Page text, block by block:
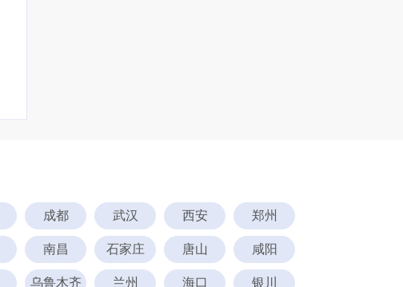
成都 武汉 西安 郑州
南昌 石家庄 唐山 咸阳
乌鲁木齐 兰州 海口 银川